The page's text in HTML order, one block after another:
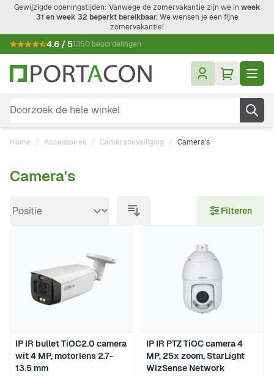
Ga naar de inhoud
Gewijzigde openingstijden: Vanwege de zomervakantie zijn we in week
31 en week 32 beperkt bereikbaar.We wensen je een fijne
zomervakantie!
4.6 / 51350 beoordelingen
Doorzoek de hele winkel
Home / Accessoires / Camerabeveiliging / Camera's
Doorgaan naar productlijst
Camera's
Filteren
IP IR bullet TiOC2.0 camera
wit 4 MP, motorlens 2.7-
13.5 mm
IP IR PTZ TiOC camera 4
MP, 25x zoom, StarLight
WizSense Network